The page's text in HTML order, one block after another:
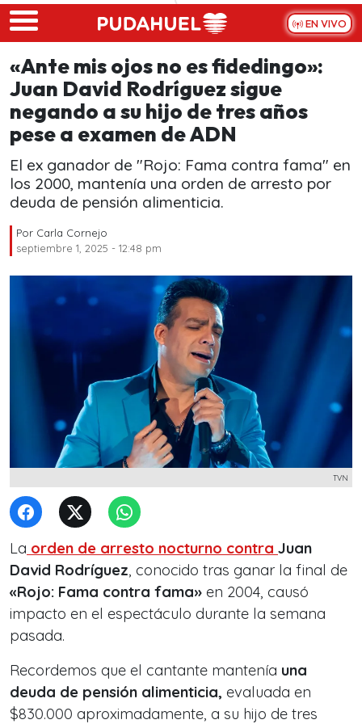
Skip to main content
EN VIVO
«Ante mis ojos no es fidedingo»:
Juan David Rodríguez sigue
negando a su hijo de tres años
pese a examen de ADN
El ex ganador de "Rojo: Fama contra fama" en
los 2000, mantenía una orden de arresto por
deuda de pensión alimenticia.
Por Carla Cornejo
septiembre 1, 2025 - 12:48 pm
TVN
La orden de arresto nocturno contra Juan
David Rodríguez, conocido tras ganar la final de
«Rojo: Fama contra fama» en 2004, causó
impacto en el espectáculo durante la semana
pasada.
Recordemos que el cantante mantenía una
deuda de pensión alimenticia, evaluada en
$830.000 aproximadamente, a su hijo de tres